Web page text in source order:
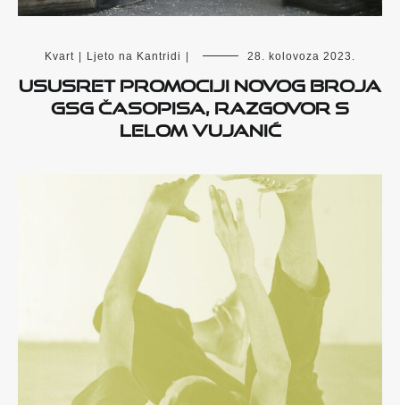
Kvart | Ljeto na Kantridi | 28. kolovoza 2023.
Ususret promociji novog broja
GSG časopisa, razgovor s
Lelom Vujanić